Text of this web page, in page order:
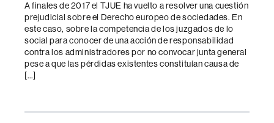
A finales de 2017 el TJUE ha vuelto a resolver una cuestión
prejudicial sobre el Derecho europeo de sociedades. En
este caso, sobre la competencia de los juzgados de lo
social para conocer de una acción de responsabilidad
contra los administradores por no convocar junta general
pese a que las pérdidas existentes constituían causa de
[…]